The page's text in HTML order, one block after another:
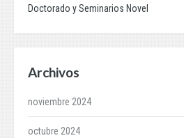
Doctorado y Seminarios Novel
Archivos
noviembre 2024
octubre 2024